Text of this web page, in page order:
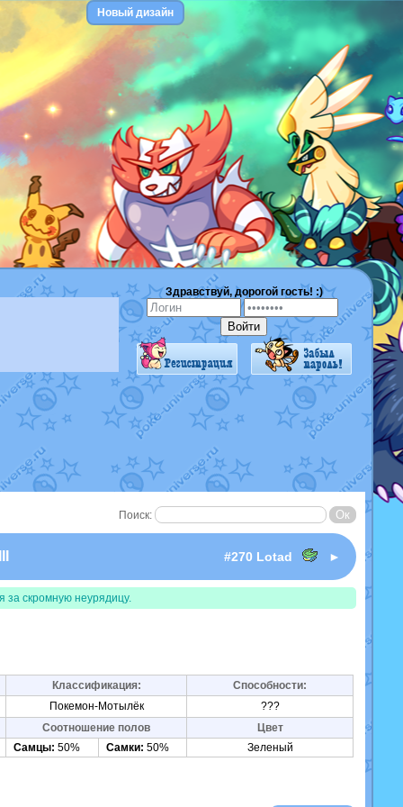
Новый дизайн
Здравствуй, дорогой гость! :)
Поиск:
#270 Lotad ►
за скромную неурядицу.
Классификация:
Способности:
Покемон-Мотылёк
???
Соотношение полов
Цвет
Самцы: 50% Самки: 50% Зеленый